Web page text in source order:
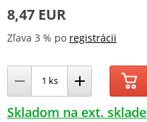
8,47 EUR
Zľava 3 % po registrácii
Skladom na ext. sklade